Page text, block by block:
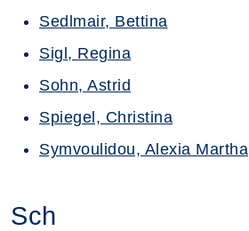
Sedlmair, Bettina
Sigl, Regina
Sohn, Astrid
Spiegel, Christina
Symvoulidou, Alexia Martha
Sch